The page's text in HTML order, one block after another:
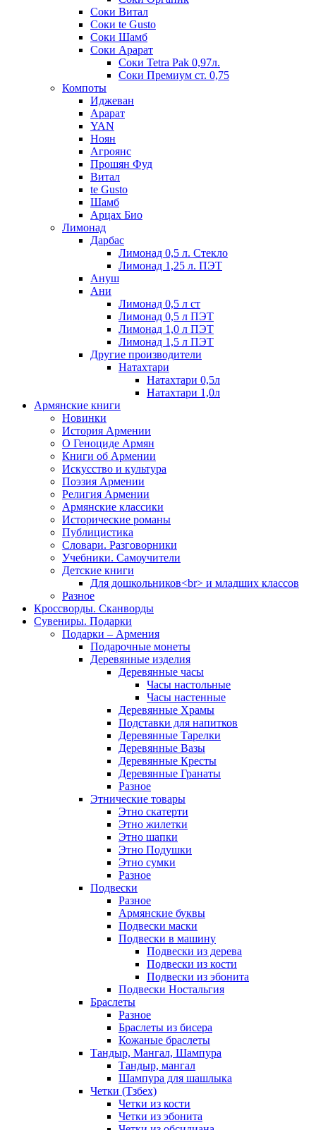
Соки Витал
Соки te Gusto
Соки Шамб
Соки Арарат
Соки Tetra Pak 0,97л.
Соки Премиум ст. 0,75
Компоты
Иджеван
Арарат
YAN
Ноян
Агроянс
Прошян Фуд
Витал
te Gusto
Шамб
Арцах Био
Лимонад
Дарбас
Лимонад 0,5 л. Стекло
Лимонад 1,25 л. ПЭТ
Ануш
Ани
Лимонад 0,5 л ст
Лимонад 0,5 л ПЭТ
Лимонад 1,0 л ПЭТ
Лимонад 1,5 л ПЭТ
Другие производители
Натахтари
Натахтари 0,5л
Натахтари 1,0л
Армянские книги
Новинки
История Армении
О Геноциде Армян
Книги об Армении
Иcкусство и культура
Поэзия Армении
Религия Армении
Армянские классики
Исторические романы
Публицистика
Словари. Разговорники
Учебники. Самоучители
Детские книги
Для дошкольников<br> и младших классов
Разное
Кроссворды. Сканворды
Сувениры. Подарки
Подарки – Армения
Подарочные монеты
Деревянные изделия
Деревянные часы
Часы настольные
Часы настенные
Деревянные Храмы
Подставки для напитков
Деревянные Тарелки
Деревянные Вазы
Деревянные Кресты
Деревянные Гранаты
Разное
Этнические товары
Этно скатерти
Этно жилетки
Этно шапки
Этно Подушки
Этно сумки
Разное
Подвески
Разное
Армянские буквы
Подвески маски
Подвески в машину
Подвески из дерева
Подвески из кости
Подвески из эбонита
Подвески Ностальгия
Браслеты
Разное
Браслеты из бисера
Кожаные браслеты
Тандыр, Мангал, Шампура
Тандыр, мангал
Шампура для шашлыка
Четки (Тзбех)
Четки из кости
Четки из эбонита